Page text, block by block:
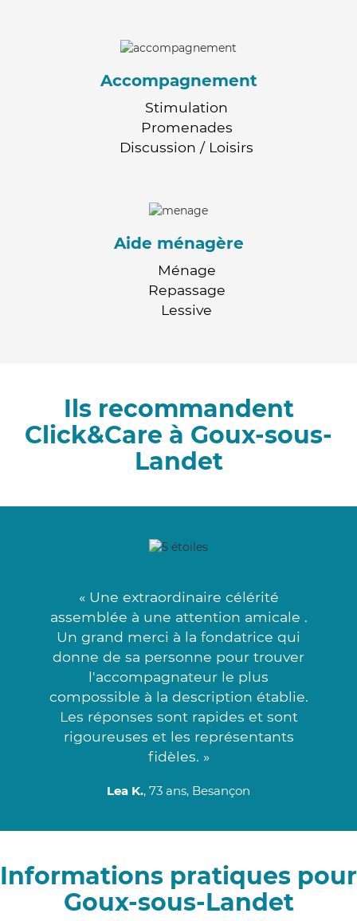
Accompagnement
Stimulation
Promenades
Discussion / Loisirs
Aide ménagère
Ménage
Repassage
Lessive
Ils recommandent
Click&Care à Goux-sous-
Landet
« Une extraordinaire célérité
assemblée à une attention amicale .
Un grand merci à la fondatrice qui
donne de sa personne pour trouver
l'accompagnateur le plus
compossible à la description établie.
Les réponses sont rapides et sont
rigoureuses et les représentants
fidèles. »
Lea K., 73 ans, Besançon
Informations pratiques pour
Goux-sous-Landet